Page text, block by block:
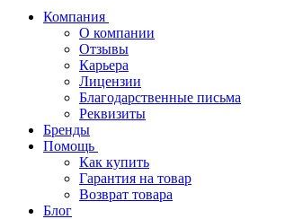
Компания
О компании
Отзывы
Карьера
Лицензии
Благодарственные письма
Реквизиты
Бренды
Помощь
Как купить
Гарантия на товар
Возврат товара
Блог